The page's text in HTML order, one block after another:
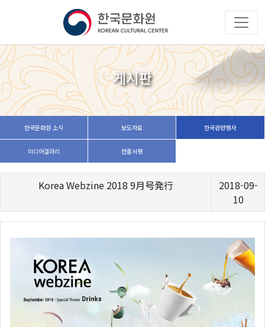
게시판
한국문화원 소식 보도자료 한국관련행사
미디어갤러리 한줄서평
Korea Webzine 2018 9月号発行
2018-09-
10